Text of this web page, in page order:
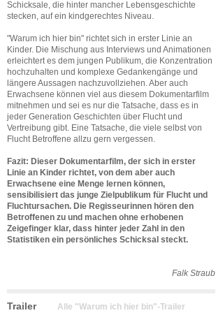
Schicksale, die hinter mancher Lebensgeschichte
stecken, auf ein kindgerechtes Niveau.
"Warum ich hier bin" richtet sich in erster Linie an
Kinder. Die Mischung aus Interviews und Animationen
erleichtert es dem jungen Publikum, die Konzentration
hochzuhalten und komplexe Gedankengänge und
längere Aussagen nachzuvollziehen. Aber auch
Erwachsene können viel aus diesem Dokumentarfilm
mitnehmen und sei es nur die Tatsache, dass es in
jeder Generation Geschichten über Flucht und
Vertreibung gibt. Eine Tatsache, die viele selbst von
Flucht Betroffene allzu gern vergessen.
Fazit: Dieser Dokumentarfilm, der sich in erster
Linie an Kinder richtet, von dem aber auch
Erwachsene eine Menge lernen können,
sensibilisiert das junge Zielpublikum für Flucht und
Fluchtursachen. Die Regisseurinnen hören den
Betroffenen zu und machen ohne erhobenen
Zeigefinger klar, dass hinter jeder Zahl in den
Statistiken ein persönliches Schicksal steckt.
Falk Straub
Trailer
Alle "Warum ich hier bin"-Trailer